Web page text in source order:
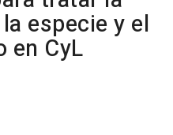
especie y el
en CyL